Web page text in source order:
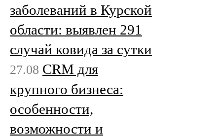
заболеваний в Курской
области: выявлен 291
случай ковида за сутки
27.08 CRM для
крупного бизнеса:
особенности,
возможности и